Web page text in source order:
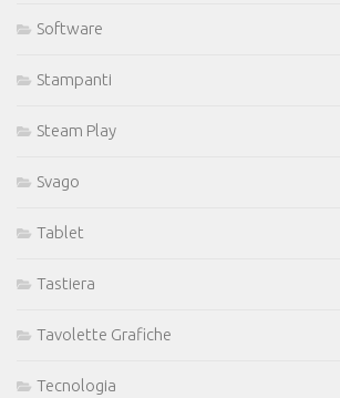
Software
Stampanti
Steam Play
Svago
Tablet
Tastiera
Tavolette Grafiche
Tecnologia